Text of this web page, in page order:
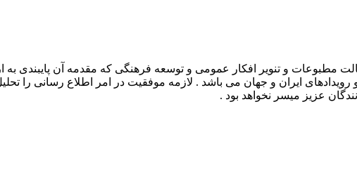
مطبوعات و تنویر افکار عمومی و توسعه فرهنگی که مقدمه آن پایبندی
و رویدادهای ایران و جهان می باشد . لازمه موفقیت در امر اطلاع رسانی را
عزیز میسر نخواهد بود .